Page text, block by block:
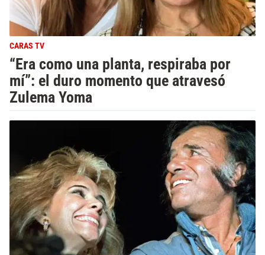
CARAS TV
“Era como una planta, respiraba por
mí”: el duro momento que atravesó
Zulema Yoma